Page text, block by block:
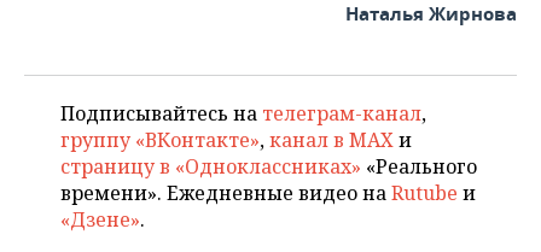
Наталья Жирнова
Подписывайтесь на телеграм-канал,
группу «ВКонтакте»,канал в MAXи
страницу в «Одноклассниках» «Реального
времени». Ежедневные видео наRutube и
«Дзене».